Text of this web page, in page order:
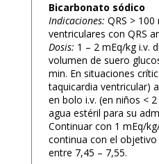
Bicarbonato sódico
Indicaciones: QRS >
ventriculares con QRS
Dosis: 1 – 2 mEq/kg i.v.
volumen de suero
min. En situaciones
taquicardia ventricular)
en bolo i.v. (en niños <
agua estéril para su
Continuar con 1 mEq/
continua con el
entre 7,45 – 7,55.